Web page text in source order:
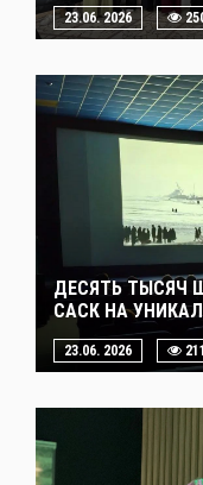
23.06. 2026
ДЕСЯТЬ ТЫСЯЧ
САСК НА
23.06. 2026 211